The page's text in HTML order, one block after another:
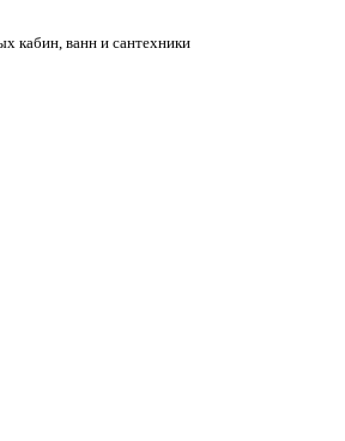
кабин, ванн и сантехники